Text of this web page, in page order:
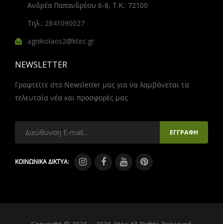
Ανδρέα Παπανδρέου 6-8, Τ.Κ.: 72100
Τηλ.: 2841090027
agnikolaos2@ktec.gr
NEWSLETTER
Γραφτείτε στο Newsletter μας για να λαμβάνεται τα
τελευταία νέα και προσφορές μας
ΚΟΙΝΩΝΙΚΑ ΔΙΚΤΥΑ: